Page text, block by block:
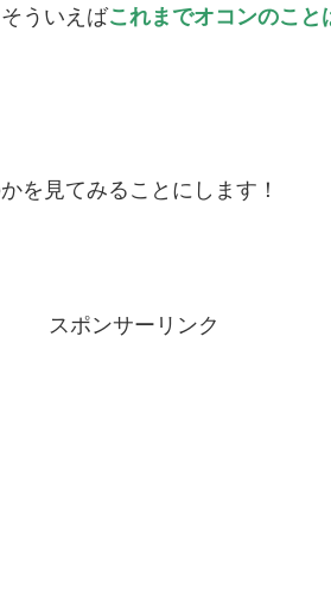
ういえばこれまでオコンのこと
を見てみることにします！
スポンサーリンク